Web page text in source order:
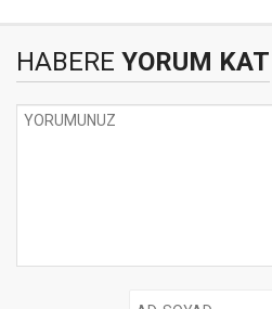
HABERE YORUM KAT